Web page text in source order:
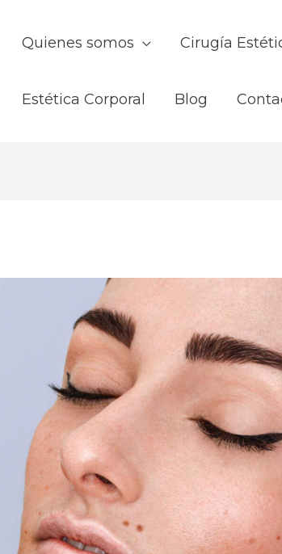
Quienes somos Cirugía
Estética Corporal Blog